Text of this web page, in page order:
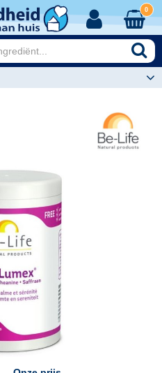
0